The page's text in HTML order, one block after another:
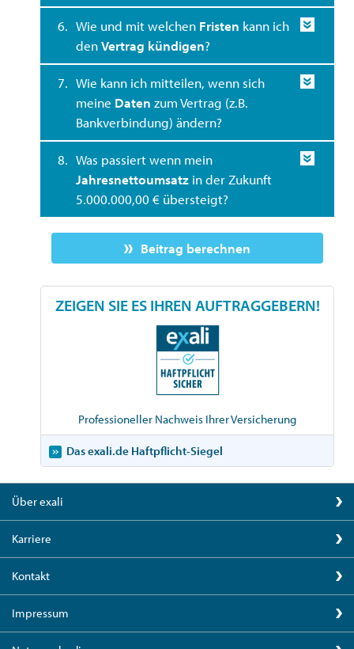
6. Wie und mit welchen Fristen kann ich
denVertrag kündigen?
7. Wie kann ich mitteilen, wenn sich
meine Daten zum Vertrag (z.B.
Bankverbindung) ändern?
8. Was passiert wenn mein
Jahresnettoumsatz in der Zukunft
5.000.000,00 € übersteigt?
Beitrag berechnen
ZEIGEN SIE ES IHREN AUFTRAGGEBERN!
Professioneller Nachweis Ihrer Versicherung
Das exali.de Haftpflicht-Siegel
Über exali
Karriere
Kontakt
Impressum